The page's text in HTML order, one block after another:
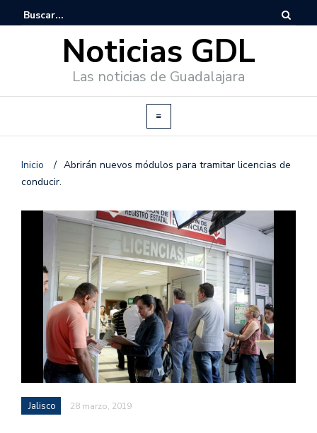
Noticias GDL
Las noticias de Guadalajara
Inicio / Abrirán nuevos módulos para tramitar licencias de
conducir.
Jalisco 28 marzo, 2019